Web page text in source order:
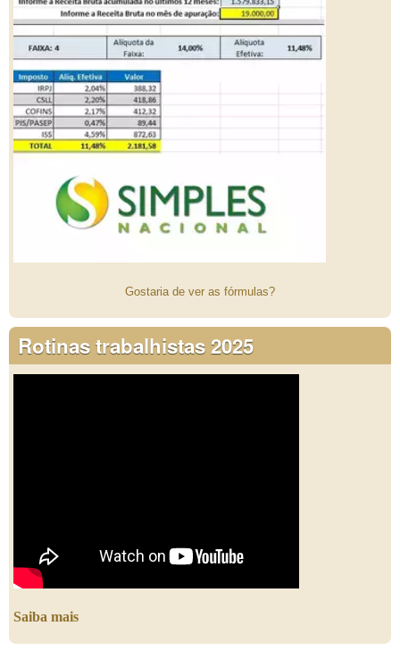
Gostaria de ver as fórmulas?
Rotinas trabalhistas 2025
Saiba mais